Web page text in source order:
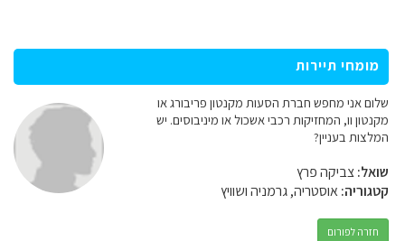
מומחי תיירות
שלום אני מחפש חברת הסעות מקנטון פריבורג או
מקנטון וו, המחזיקות רכבי אשכול או מיניבוסים. יש
המלצות בעניין?
שואל:צביקה פרץ
קטגוריה:אוסטריה, גרמניה ושוויץ
חזרה לפורום